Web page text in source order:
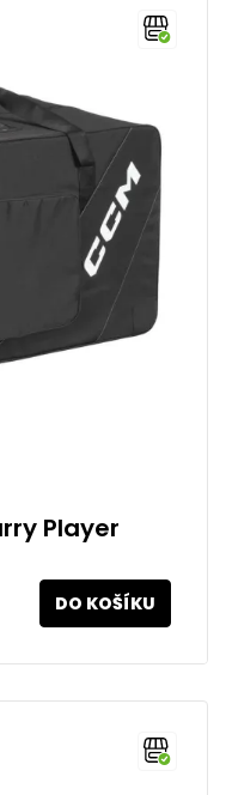
Player
DO KOŠÍKU